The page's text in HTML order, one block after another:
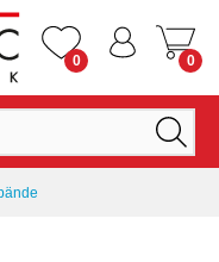
0 0